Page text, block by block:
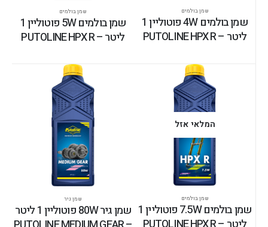
שמן בולמים
שמן בולמים 4W פוטוליין 1
ליטר – PUTOLINE HPX R
שמן בולמים
שמן בולמים 5W פוטוליין 1
ליטר – PUTOLINE HPX R
המלאי אזל
שמן בולמים
שמן בולמים 7.5W פוטוליין 1
שמן גיר
שמן גיר 80W פוטוליין 1 ליטר